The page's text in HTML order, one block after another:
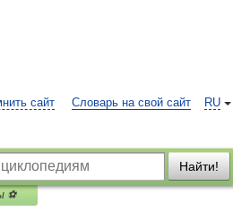
RU
сайт Словарь на свой сайт
Найти!
⚽